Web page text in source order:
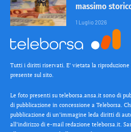
massimo
1 Luglio 2026
Tutti i diritti riservati. E’ vietata la
presente sul sito.
Le foto presenti su teleborsa.ansa.it sono di
di pubblicazione in concessione a Teleborsa.
pubblicazione di un’immagine leda diritti di
all’indirizzo di e-mail redazione teleborsa.it.